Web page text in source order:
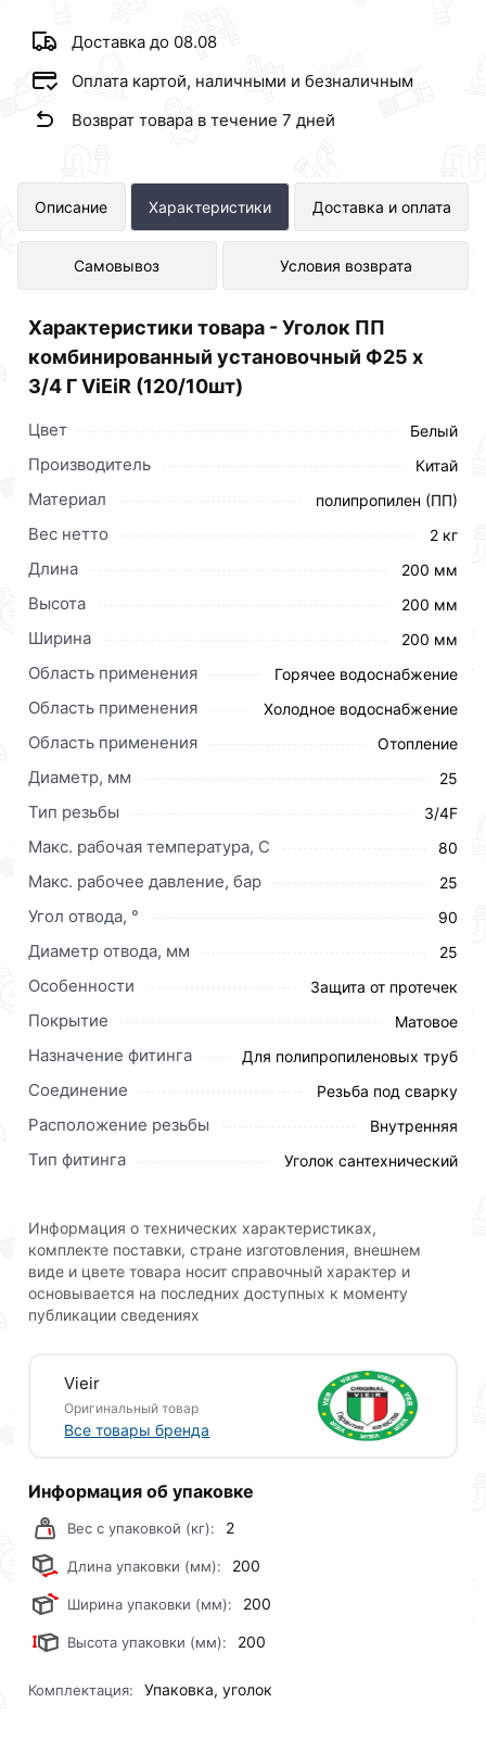
Доставка до 08.08
Оплата картой, наличными и безналичным
Возврат товара в течение 7 дней
Описание Характеристики Доставка и оплата
Самовывоз Условия возврата
Уголок ПП комбинированный
установочный Ф25 х 3/4 Г ViEiR
(120/10шт) представлен в интернет-
цене за шт 79 рублей.
Для приобретения данной позиции, кликните
мышкой«Добавить в корзину»
заказ позвонив по контактам указанным на сайте.
комбинированный установочный Ф25 х 3/4 Г ViEiR
(120/10шт) действительны в Москве и области.
Наши профессиональные менеджеры обработают
заказ и свяжутся с Вами для согласования условий
онлайн заказа рекомендуем ознакомиться с
Данний товар от производителя сертифицирован,
соответствует всем стандартам качества. Возврат
купленного товарa в течение 30 дней (наличие чека
обязательно).
Характеристики товара - Уголок ПП
комбинированный установочный Ф25 х
3/4 Г ViEiR (120/10шт)
Цвет Белый
Производитель Китай
Материал полипропилен (ПП)
Вес нетто 2 кг
Длина 200 мм
Высота 200 мм
Ширина 200 мм
Область применения Горячее водоснабжение
Область применения Холодное водоснабжение
Область применения Отопление
Диаметр, мм 25
Тип резьбы 3/4F
Макс. рабочая температура, C 80
Макс. рабочее давление, бар 25
Угол отвода, ° 90
Диаметр отвода, мм 25
Особенности Защита от протечек
Покрытие Матовое
Назначение фитинга Для полипропиленовых труб
Соединение Резьба под сварку
Расположение резьбы Внутренняя
Тип фитинга Уголок сантехнический
Информация о технических характеристиках,
комплекте поставки, стране изготовления, внешнем
виде и цвете товара носит справочный характер и
основывается на последних доступных к моменту
публикации сведениях
Vieir
Оригинальный товар
Все товары бренда
Информация об упаковке
Вес с упаковкой (кг): 2
Длина упаковки (мм): 200
Ширина упаковки (мм): 200
Высота упаковки (мм): 200
Комплектация: Упаковка, уголок